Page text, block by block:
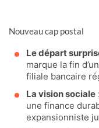
Nouveau cap postal
Le départ
marque la fin
filiale bancaire
La vision sociale
une finance
expansionniste